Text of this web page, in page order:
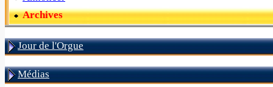
Archives
Jour de l'Orgue
Médias